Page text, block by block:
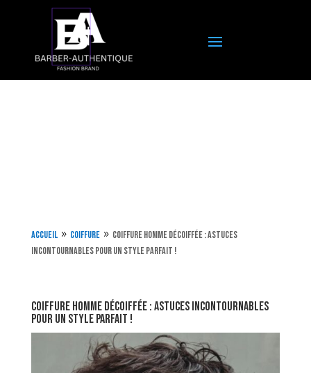
Accueil 9 Coiffure 9 Coiffure homme décoiffée : astuces
incontournables pour un style parfait !
Coiffure homme décoiffée : astuces incontournables
pour un style parfait !